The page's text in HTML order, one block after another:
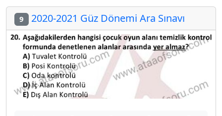
9 2020-2021 Güz Dönemi Ara Sınavı